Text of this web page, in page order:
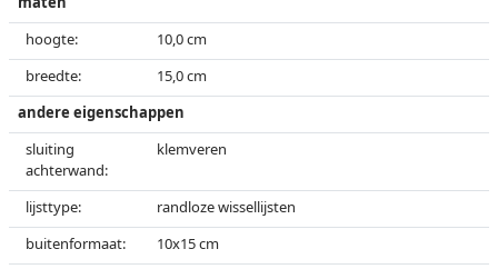
hoogte:
10,0 cm
breedte:
15,0 cm
andere eigenschappen
sluiting
achterwand:
klemveren
lijsttype:
randloze wissellijsten
buitenformaat:
10x15 cm